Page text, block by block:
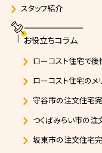
スタッフ紹介
お役立ちコラム
ローコスト住宅で後
ローコスト住宅のメ
守谷市の注文住宅
つくばみらい市の注
坂東市の注文住宅